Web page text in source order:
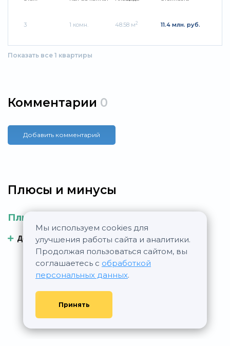
Мы используем cookies для
улучшения работы сайта и аналитики.
Продолжая пользоваться сайтом, вы
соглашаетесь с обработкой
персональных данных.
Принять
3 1 комн. 48.58 м2 11.4 млн. руб.
Показать все 1 квартиры
Комментарии 0
Добавить комментарий
Плюсы и минусы
Плюсы
Добавить плюс Добавить минус